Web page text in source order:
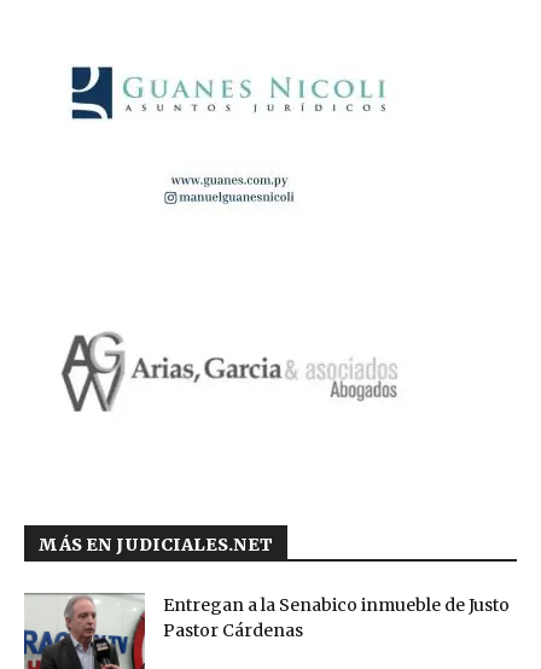
MÁS EN JUDICIALES.NET
Entregan a la Senabico inmueble de Justo
Pastor Cárdenas